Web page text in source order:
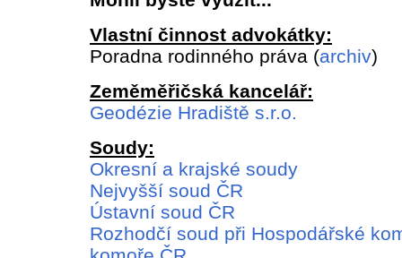
Vlastní činnost advokátky:
Poradna rodinného práva (archiv)
Zeměměřičská kancelář:
Geodézie Hradiště s.r.o.
Soudy:
Okresní a krajské soudy
Nejvyšší soud ČR
Ústavní soud ČR
Rozhodčí soud při Hospodářské